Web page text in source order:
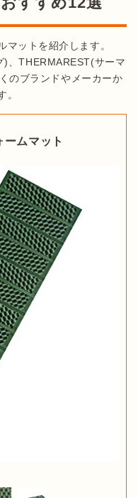
マットを紹介します。
)、THERMAREST(サーマ
のブランドやメーカーか
。
ムマット